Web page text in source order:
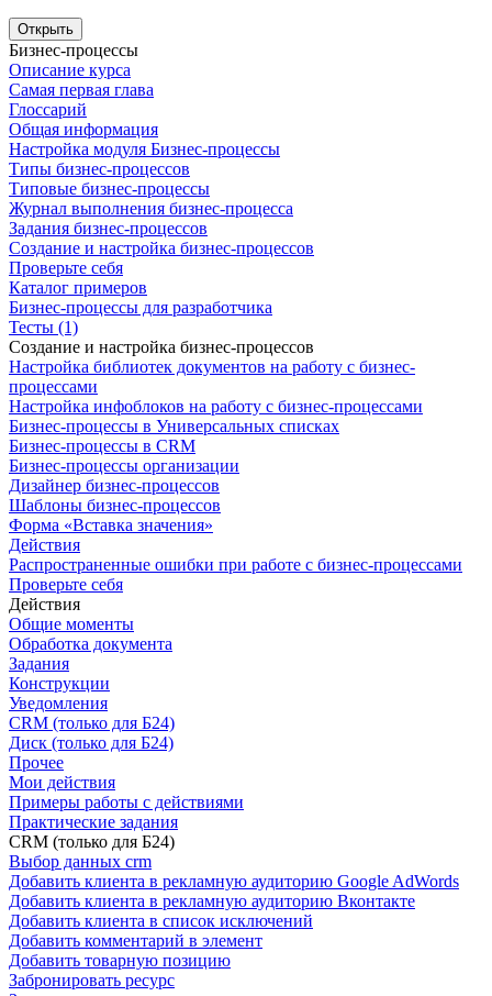
Открыть
Бизнес-процессы
Описание курса
Самая первая глава
Глоссарий
Общая информация
Настройка модуля Бизнес-процессы
Типы бизнес-процессов
Типовые бизнес-процессы
Журнал выполнения бизнес-процесса
Задания бизнес-процессов
Создание и настройка бизнес-процессов
Проверьте себя
Каталог примеров
Бизнес-процессы для разработчика
Тесты (1)
Создание и настройка бизнес-процессов
Настройка библиотек документов на работу с бизнес-
процессами
Настройка инфоблоков на работу с бизнес-процессами
Бизнес-процессы в Универсальных списках
Бизнес-процессы в CRM
Бизнес-процессы организации
Дизайнер бизнес-процессов
Шаблоны бизнес-процессов
Форма «Вставка значения»
Действия
Распространенные ошибки при работе с бизнес-процессами
Проверьте себя
Действия
Общие моменты
Обработка документа
Задания
Конструкции
Уведомления
CRM (только для Б24)
Диск (только для Б24)
Прочее
Мои действия
Примеры работы с действиями
Практические задания
CRM (только для Б24)
Выбор данных crm
Добавить клиента в рекламную аудиторию Google AdWords
Добавить клиента в рекламную аудиторию Вконтакте
Добавить клиента в список исключений
Добавить комментарий в элемент
Добавить товарную позицию
Забронировать ресурс